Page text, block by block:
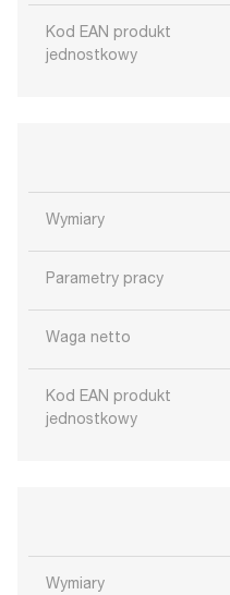
Kod EAN produkt
jednostkowy
Wymiary
Parametry pracy
Waga netto
Kod EAN produkt
jednostkowy
Wymiary